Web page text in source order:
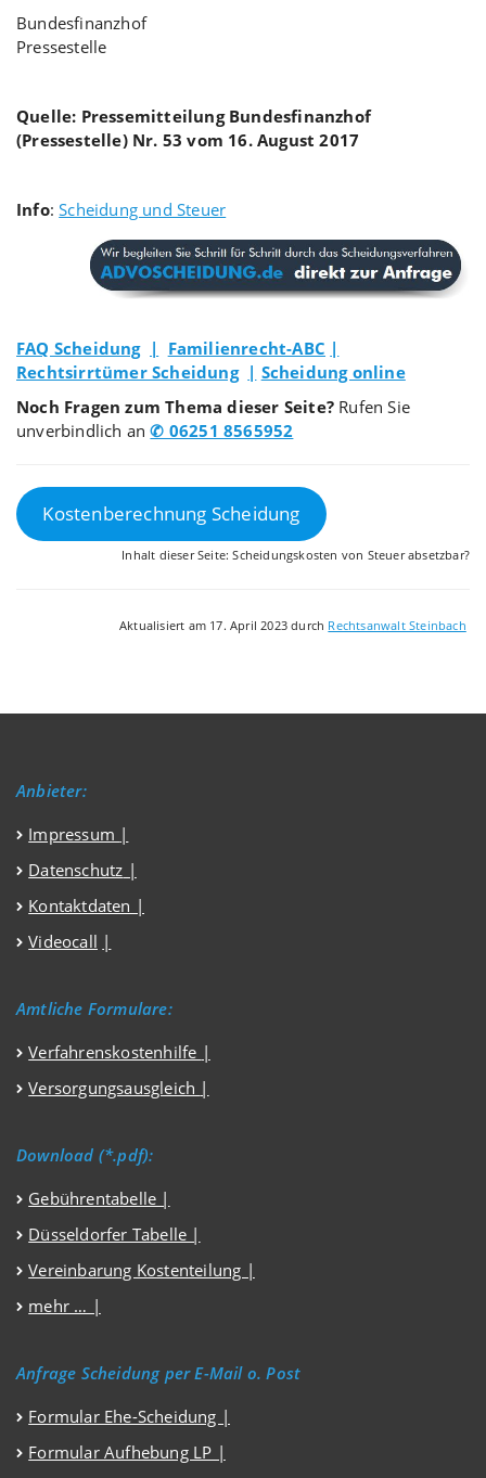
Bundesfinanzhof
Pressestelle
Quelle: Pressemitteilung Bundesfinanzhof
(Pressestelle) Nr. 53 vom 16. August 2017
Info:Scheidung und Steuer
FAQ Scheidung | Familienrecht-ABC |
Rechtsirrtümer Scheidung | Scheidung online
Noch Fragen zum Thema dieser Seite? Rufen Sie
unverbindlich an✆ 06251 8565952
Kostenberechnung Scheidung
Inhalt dieser Seite: Scheidungskosten von Steuer absetzbar?
Aktualisiert am 17. April 2023 durch Rechtsanwalt Steinbach
Anbieter:
Impressum |
Datenschutz |
Kontaktdaten |
Videocall |
Amtliche Formulare:
Verfahrenskostenhilfe |
Versorgungsausgleich |
Download (*.pdf):
Gebührentabelle |
Düsseldorfer Tabelle |
Vereinbarung Kostenteilung |
mehr … |
Anfrage Scheidung per E-Mail o. Post
Formular Ehe-Scheidung |
Formular Aufhebung LP |